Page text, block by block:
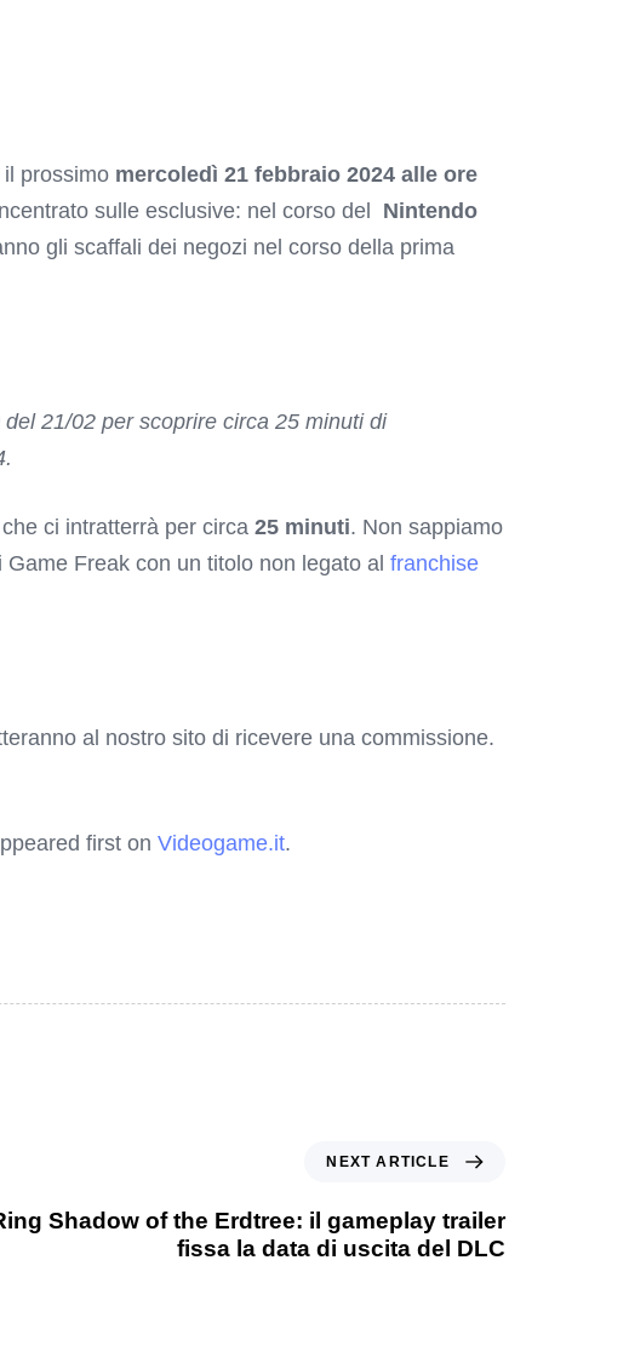
prossimo mercoledì 21 febbraio 2024 alle ore
sulle esclusive: nel corso del Nintendo
gli scaffali dei negozi nel corso della prima
21/02 per scoprire circa 25 minuti di
ci intratterrà per circa 25 minuti. Non sappiamo
Freak con un titolo non legato al franchise
al nostro sito di ricevere una commissione.
first on Videogame.it.
NEXT ARTICLE
Shadow of the Erdtree: il gameplay trailer
fissa la data di uscita del DLC